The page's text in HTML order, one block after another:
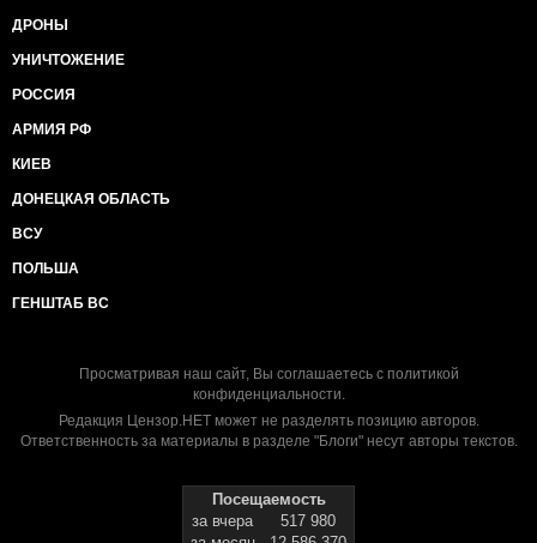
ДРОНЫ
УНИЧТОЖЕНИЕ
РОССИЯ
АРМИЯ РФ
КИЕВ
ДОНЕЦКАЯ ОБЛАСТЬ
ВСУ
ПОЛЬША
ГЕНШТАБ ВС
Просматривая наш сайт, Вы соглашаетесь с политикой
конфиденциальности.
Редакция Цензор.НЕТ может не разделять позицию авторов.
Ответственность за материалы в разделе "Блоги" несут авторы текстов.
Посещаемость
за вчера
517 980